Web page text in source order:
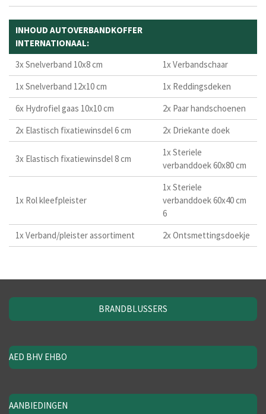
INHOUD AUTOVERBANDKOFFER
INTERNATIONAAL:
3x Snelverband 10x8 cm
1x Verbandschaar
1x Snelverband 12x10 cm
1x Reddingsdeken
6x Hydrofiel gaas 10x10 cm
2x Paar handschoenen
2x Elastisch fixatiewinsdel 6 cm
2x Driekante doek
3x Elastisch fixatiewinsdel 8 cm
1x Steriele
verbanddoek 60x80 cm
1x Rol kleefpleister
1x Steriele
verbanddoek 60x40 cm
6
1x Verband/pleister assortiment
2x Ontsmettingsdoekje
BRANDBLUSSERS
AED BHV EHBO
AANBIEDINGEN